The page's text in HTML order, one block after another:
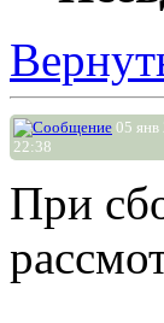
05 янв
22:38
При